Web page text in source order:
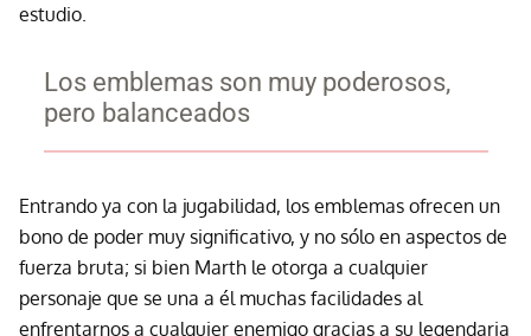
estudio.
Los emblemas son muy poderosos,
pero balanceados
Entrando ya con la jugabilidad, los emblemas ofrecen un
bono de poder muy significativo, y no sólo en aspectos de
fuerza bruta; si bien Marth le otorga a cualquier
personaje que se una a él muchas facilidades al
enfrentarnos a cualquier enemigo gracias a su legendaria